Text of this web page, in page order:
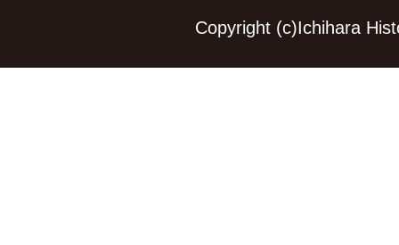
Copyright (c)Ichihara